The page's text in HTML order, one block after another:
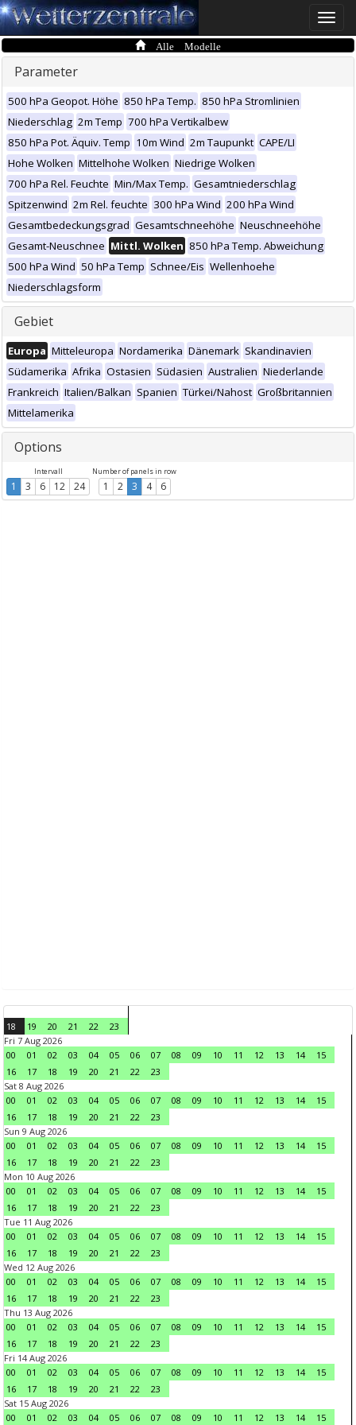
Toggle
Alle Modelle
Parameter
500 hPa Geopot. Höhe 850 hPa Temp. 850 hPa Stromlinien
Niederschlag 2m Temp 700 hPa Vertikalbew
850 hPa Pot. Äquiv. Temp 10m Wind 2m Taupunkt CAPE/LI
Hohe Wolken Mittelhohe Wolken Niedrige Wolken
700 hPa Rel. Feuchte Min/Max Temp. Gesamtniederschlag
Spitzenwind 2m Rel. feuchte 300 hPa Wind 200 hPa Wind
Gesamtbedeckungsgrad Gesamtschneehöhe Neuschneehöhe
Gesamt-Neuschnee Mittl. Wolken 850 hPa Temp. Abweichung
500 hPa Wind 50 hPa Temp Schnee/Eis Wellenhoehe
Niederschlagsform
Gebiet
Europa Mitteleuropa Nordamerika Dänemark Skandinavien
Südamerika Afrika Ostasien Südasien Australien Niederlande
Frankreich Italien/Balkan Spanien Türkei/Nahost Großbritannien
Mittelamerika
Options
Intervall
1 3 6 12 24
Number of panels in row
1 2 3 4 6
18 19 20 21 22
23
Fri 7 Aug 2026
00
01 02 03 04 05 06 07 08 09 10 11 12 13 14
15
16
17 18 19 20 21 22
23
Sat 8 Aug 2026
00
01 02 03 04 05 06 07 08 09 10 11 12 13 14
15
16
17 18 19 20 21 22
23
Sun 9 Aug 2026
00
01 02 03 04 05 06 07 08 09 10 11 12 13 14
15
16
17 18 19 20 21 22
23
Mon 10 Aug 2026
00
01 02 03 04 05 06 07 08 09 10 11 12 13 14
15
16
17 18 19 20 21 22
23
Tue 11 Aug 2026
00
01 02 03 04 05 06 07 08 09 10 11 12 13 14
15
16
17 18 19 20 21 22
23
Wed 12 Aug 2026
00
01 02 03 04 05 06 07 08 09 10 11 12 13 14
15
16
17 18 19 20 21 22
23
Thu 13 Aug 2026
00
01 02 03 04 05 06 07 08 09 10 11 12 13 14
15
16
17 18 19 20 21 22
23
Fri 14 Aug 2026
00
01 02 03 04 05 06 07 08 09 10 11 12 13 14
15
16
17 18 19 20 21 22
23
Sat 15 Aug 2026
00
01 02 03 04 05 06 07 08 09 10 11 12 13 14 15